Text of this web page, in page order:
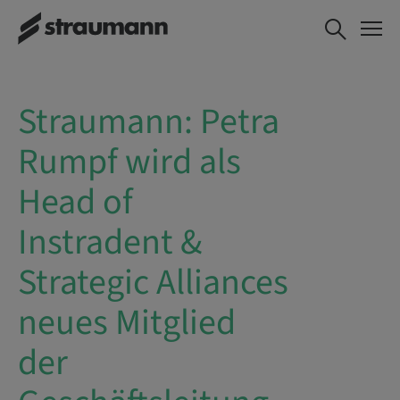
Straumann: Petra
Rumpf wird als
Head of
Instradent &
Strategic Alliances
neues Mitglied
der